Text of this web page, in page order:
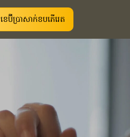
ខេប៊ីប្រាសាក់ខបភើរេត